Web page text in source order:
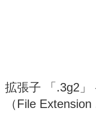
拡張子 「.3g2
（File Extension